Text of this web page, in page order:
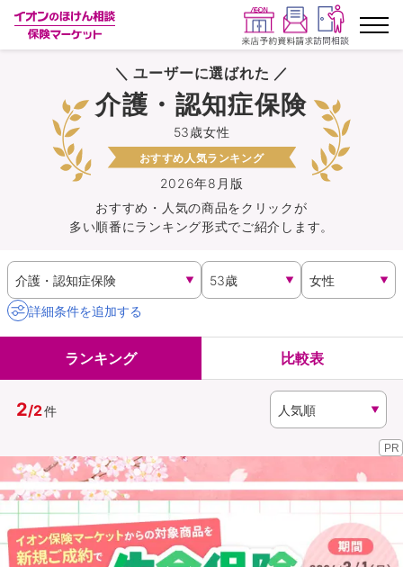
ランキングから探す
保険を比較する
保険会社から探す
イオンカード会員さま専用保険
キャンペーン一覧
イオングループ従業員さま向け
資料請求
（無料）
訪問相談
＼ ユーザーに選ばれた ／
2026年8月版
53歳女性
介護・認知症保険
おすすめ人気ランキング
おすすめ・人気の商品をクリックが
多い順番にランキング形式でご紹介します。
詳細条件を追加する
ランキング 比較表
2/2件
PR